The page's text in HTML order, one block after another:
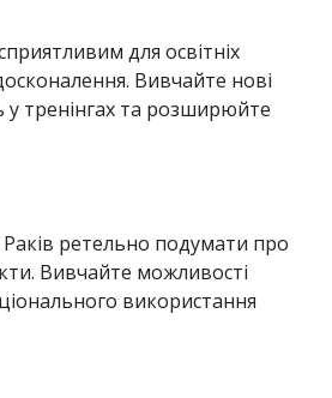
для освітніх
Вивчайте нові
у тренінгах та розширюйте
ретельно подумати про
Вивчайте можливості
використання